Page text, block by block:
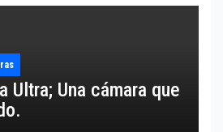
Ultra; Una cámara que